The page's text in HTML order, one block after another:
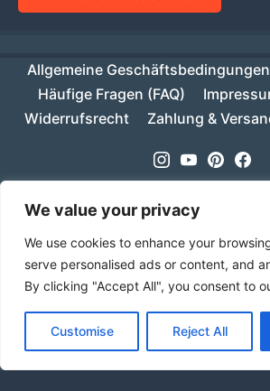
We value your privacy
We use cookies to enhance your
serve personalised ads or content, and
By clicking "Accept All", you consent to
Customise Reject All
Ab einem Warenwert von 70€ ist
innerhalb Deutschlands
Allgemeine Geschäftsbedingungen
Häufige Fragen (FAQ)
Widerrufsrecht
Zahlung &
Instagram
Youtube